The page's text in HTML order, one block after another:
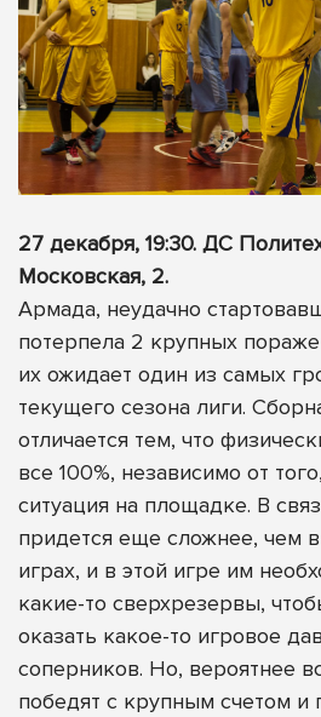
27 декабря, 19:30. ДС
Московская, 2.
Армада, неудачно
потерпела 2 крупных
их ожидает один из самых
текущего сезона лиги.
отличается тем, что
все 100%, независимо от
ситуация на площадке. В
придется еще сложнее, чем
играх, и в этой игре им
какие-то сверхрезервы,
оказать какое-то игровое
соперников. Но, вероятнее
победят с крупным счетом и